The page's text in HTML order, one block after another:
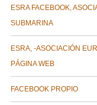
ESRA FACEBOOK,
SUBMARINA
ESRA, -ASOCIACIÓN
PÁGINA WEB
FACEBOOK PROPIO